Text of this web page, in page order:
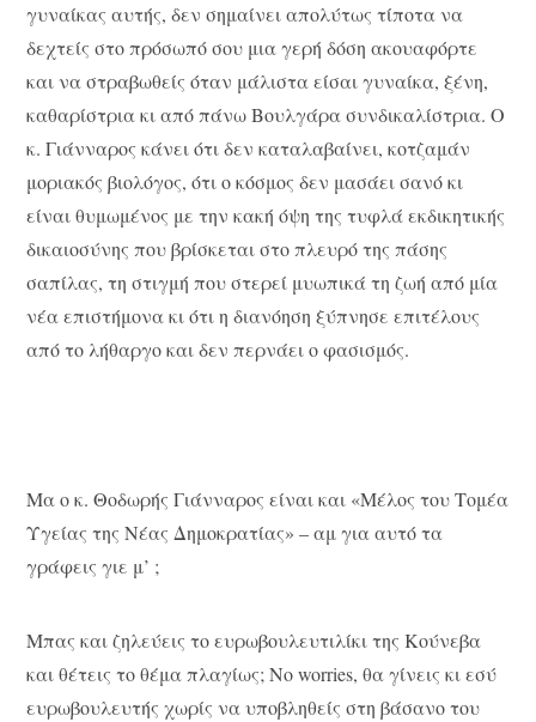
γυναίκας αυτής, δεν σημαίνει απολύτως τίποτα να
δεχτείς στο πρόσωπό σου μια γερή δόση ακουαφόρτε
και να στραβωθείς όταν μάλιστα είσαι γυναίκα, ξένη,
καθαρίστρια κι από πάνω Βουλγάρα συνδικαλίστρια. Ο
κ. Γιάνναρος κάνει ότι δεν καταλαβαίνει, κοτζαμάν
μοριακός βιολόγος, ότι ο κόσμος δεν μασάει σανό κι
είναι θυμωμένος με την κακή όψη της τυφλά εκδικητικής
δικαιοσύνης που βρίσκεται στο πλευρό της πάσης
σαπίλας, τη στιγμή που στερεί μυωπικά τη ζωή από μία
νέα επιστήμονα κι ότι η διανόηση ξύπνησε επιτέλους
από το λήθαργο και δεν περνάει ο φασισμός.
Μα ο κ. Θοδωρής Γιάνναρος είναι και «Μέλος του Τομέα
Υγείας της Νέας Δημοκρατίας» – αμ για αυτό τα
γράφεις γιε μ’ ;
Μπας και ζηλεύεις το ευρωβουλευτιλίκι της Κούνεβα
και θέτεις το θέμα πλαγίως; Νο worries, θα γίνεις κι εσύ
ευρωβουλευτής χωρίς να υποβληθείς στη βάσανο του